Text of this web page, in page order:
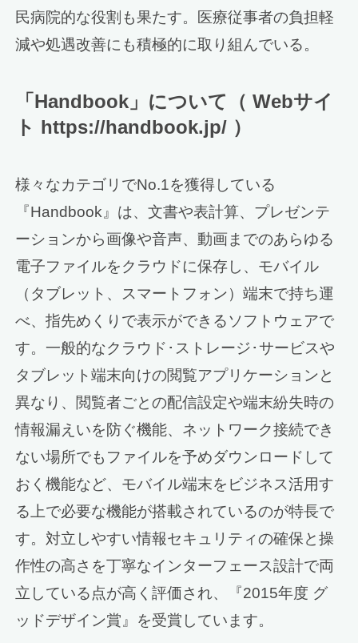
民病院的な役割も果たす。医療従事者の負担軽
減や処遇改善にも積極的に取り組んでいる。
「Handbook」について（ Webサイ
ト https://handbook.jp/ ）
様々なカテゴリでNo.1を獲得している
『Handbook』は、文書や表計算、プレゼンテ
ーションから画像や音声、動画までのあらゆる
電子ファイルをクラウドに保存し、モバイル
（タブレット、スマートフォン）端末で持ち運
べ、指先めくりで表示ができるソフトウェアで
す。一般的なクラウド･ストレージ･サービスや
タブレット端末向けの閲覧アプリケーションと
異なり、閲覧者ごとの配信設定や端末紛失時の
情報漏えいを防ぐ機能、ネットワーク接続でき
ない場所でもファイルを予めダウンロードして
おく機能など、モバイル端末をビジネス活用す
る上で必要な機能が搭載されているのが特長で
す。対立しやすい情報セキュリティの確保と操
作性の高さを丁寧なインターフェース設計で両
立している点が高く評価され、『2015年度 グ
ッドデザイン賞』を受賞しています。